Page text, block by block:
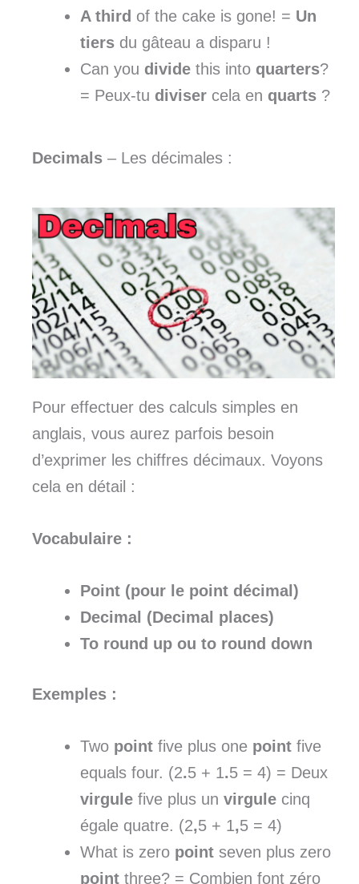
A third of the cake is gone! = Un
tiers du gâteau a disparu !
Can you divide this into quarters?
= Peux-tu diviser cela en quarts ?
Decimals – Les décimales :
Pour effectuer des calculs simples en
anglais, vous aurez parfois besoin
d’exprimer les chiffres décimaux. Voyons
cela en détail :
Vocabulaire :
Point (pour le point décimal)
Decimal (Decimal places)
To round up ou to round down
Exemples :
Two point five plus one point five
equals four. (2.5 + 1.5 = 4) = Deux
virgule five plus un virgule cinq
égale quatre. (2,5 + 1,5 = 4)
What is zero point seven plus zero
point three? = Combien font zéro